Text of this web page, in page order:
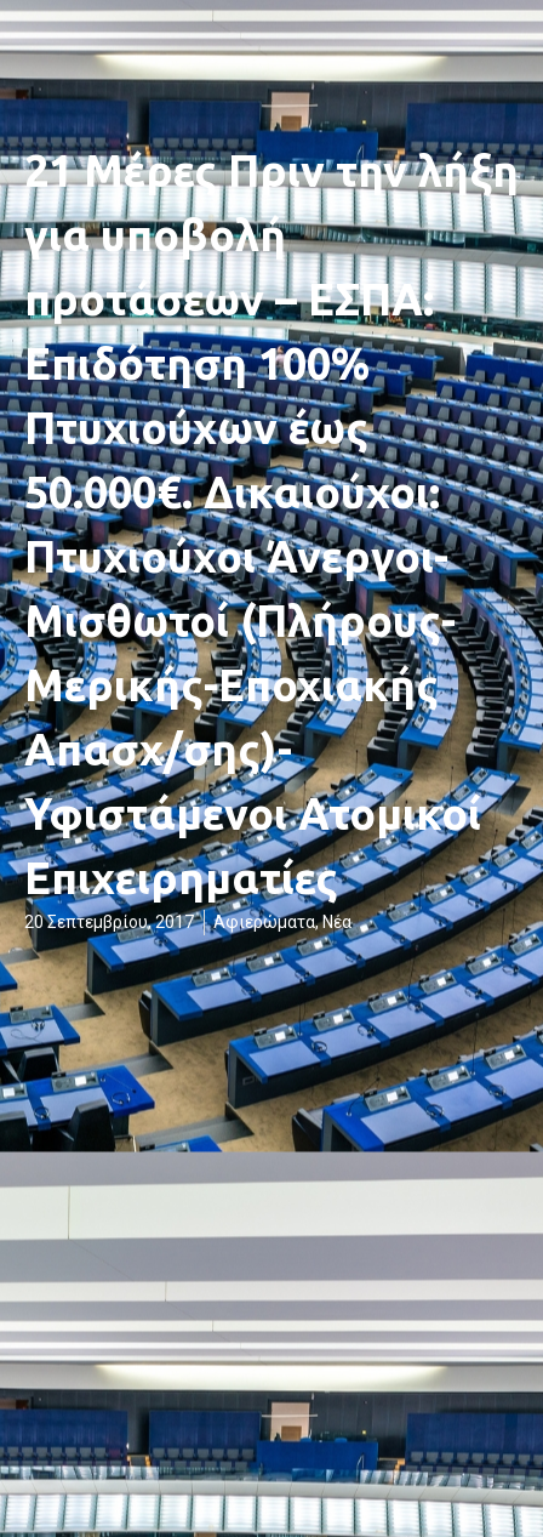
21 Μέρες Πριν την λήξη
για υποβολή
προτάσεων – ΕΣΠΑ:
Επιδότηση 100%
Πτυχιούχων έως
50.000€. Δικαιούχοι:
Πτυχιούχοι Άνεργοι-
Μισθωτοί (Πλήρους-
Μερικής-Εποχιακής
Απασχ/σης)-
Υφιστάμενοι Ατομικοί
Επιχειρηματίες
20 Σεπτεμβρίου, 2017 Αφιερώματα,Νέα